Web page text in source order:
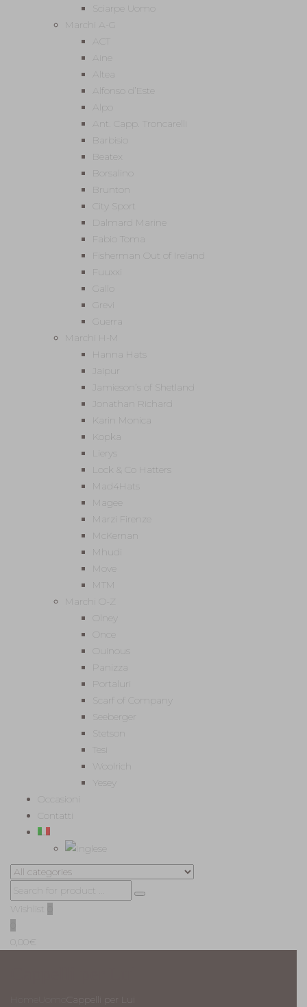
Sciarpe Uomo
Marchi A-G
ACT
Aine
Altea
Alfonso d’Este
Alpo
Ant. Capp. Troncarelli
Barbisio
Beatex
Borsalino
Brunton
City Sport
Dalmard Marine
Fabio Toma
Fisherman Out of Ireland
Fuuxxi
Gallo
Grevi
Guerra
Marchi H-M
Hanna Hats
Jaipur
Jamieson’s of Shetland
Jonathan Richard
Karin Monica
Kopka
Lierys
Lock & Co Hatters
Mad4Hats
Magee
Marzi Firenze
McKernan
Mhudi
Move
MTM
Marchi O-Z
Olney
Once
Ouinous
Panizza
Portaluri
Scarf of Company
Seeberger
Stetson
Tesi
Woolrich
Yesey
Occasioni
Contatti
Wishlist
€
Cappelli per Lui